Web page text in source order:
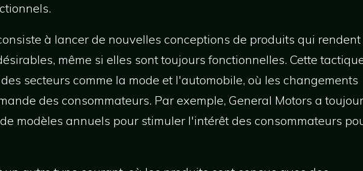
à lancer de nouvelles conceptions de produits qui rendent
même si elles sont toujours fonctionnelles. Cette
secteurs comme la mode et l'automobile, où les changements
des consommateurs. Par exemple, General Motors a
modèles annuels pour stimuler l'intérêt des consommateurs